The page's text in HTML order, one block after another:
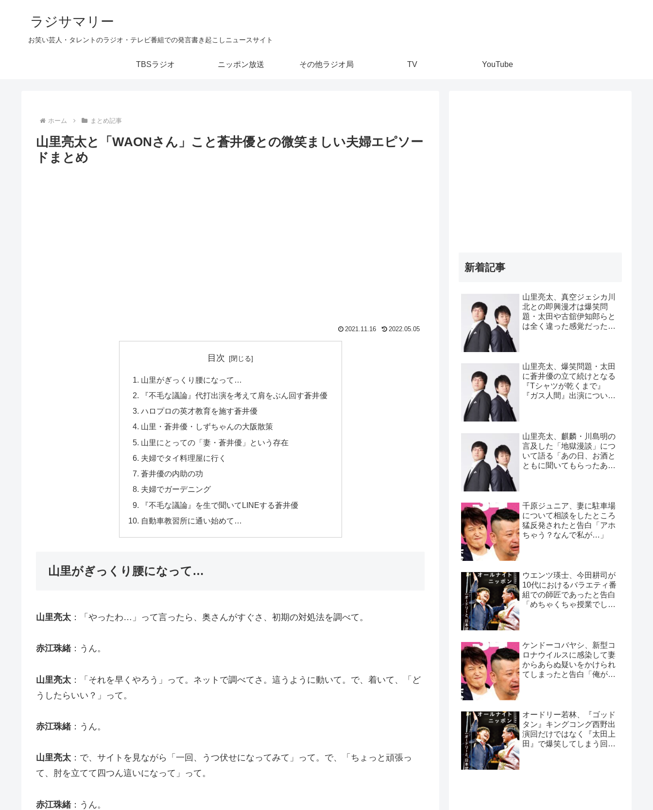
ラジサマリー
お笑い芸人・タレントのラジオ・テレビ番組での発言書き起こしニュースサイト
TBSラジオ ニッポン放送 その他ラジオ局 TV YouTube
ホーム まとめ記事
山里亮太と「WAONさん」こと蒼井優との微笑ましい夫婦エピソー
ドまとめ
2021.11.16 2022.05.05
目次
山里がぎっくり腰になって…
『不毛な議論』代打出演を考えて肩をぶん回す蒼井優
ハロプロの英才教育を施す蒼井優
山里・蒼井優・しずちゃんの大阪散策
山里にとっての「妻・蒼井優」という存在
夫婦でタイ料理屋に行く
蒼井優の内助の功
夫婦でガーデニング
『不毛な議論』を生で聞いてLINEする蒼井優
自動車教習所に通い始めて…
山里がぎっくり腰になって…
山里亮太 ：「やったわ…」って言ったら、奥さんがすぐさ、初期の対処法を調べて。
赤江珠緒：うん。
山里亮太 ：「それを早くやろう」って。ネットで調べてさ。這うように動いて。で、着いて、「ど
うしたらいい？」って。
赤江珠緒：うん。
山里亮太 ：で、サイトを見ながら「一回、うつ伏せになってみて」って。で、「ちょっと頑張っ
て、肘を立てて四つん這いになって」って。
赤江珠緒：うん。
新着記事
山里亮太、真空ジェシカ川
北との即興漫才は爆笑問
題・太田や古舘伊知郎らと
は全く違った感覚だったと
山里亮太、爆笑問題・太田
に蒼井優の立て続けとなる
『Tシャツが乾くまで』
『ガス人間』出演について
山里亮太、麒麟・川島明の
言及した「地獄漫談」につ
いて語る「あの日、お酒と
ともに聞いてもらったあの
千原ジュニア、妻に駐車場
について相談をしたところ
猛反発されたと告白「アホ
ちゃう？なんで私が…」
ウエンツ瑛士、今田耕司が
10代におけるバラエティ番
組での師匠であったと告白
「めちゃくちゃ授業でし
ケンドーコバヤシ、新型コ
ロナウイルスに感染して妻
からあらぬ疑いをかけられ
てしまったと告白「俺がホ
オードリー若林、『ゴッド
タン』キングコング西野出
演回だけではなく『太田上
田』で爆笑してしまう回が